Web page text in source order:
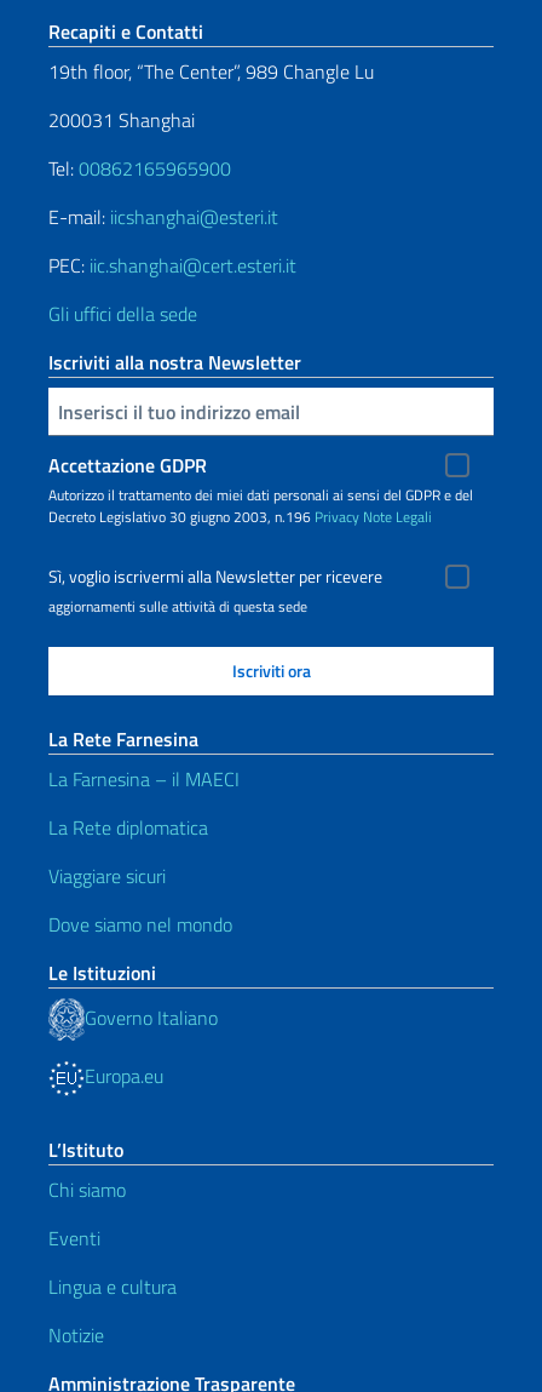
Sezione footer
Recapiti e Contatti
19th floor, “The Center”, 989 Changle Lu
200031 Shanghai
Tel:00862165965900
E-mail: iicshanghai@esteri.it
PEC: iic.shanghai@cert.esteri.it
Gli uffici della sede
Iscriviti alla nostra Newsletter
Inserisci la tua email
Accettazione GDPR
Autorizzo il trattamento dei miei dati personali ai sensi del GDPR e del
Decreto Legislativo 30 giugno 2003, n.196 Privacy Note Legali
Sì, voglio iscrivermi alla Newsletter per ricevere
aggiornamenti sulle attività di questa sede
La Rete Farnesina
La Farnesina – il MAECI
La Rete diplomatica
Viaggiare sicuri
Dove siamo nel mondo
Le Istituzioni
Governo Italiano
Europa.eu
L’Istituto
Chi siamo
Eventi
Lingua e cultura
Notizie
Amministrazione Trasparente